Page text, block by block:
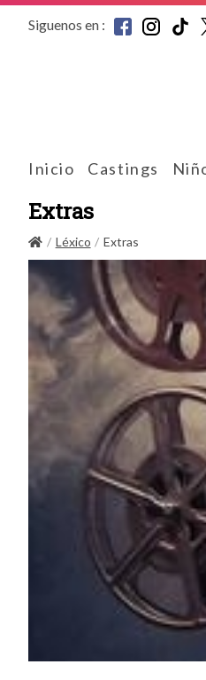
Siguenos en :
Inicio Castings
Extras
Léxico Extras